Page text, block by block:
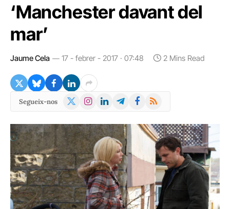
‘Manchester davant del
mar’
Jaume Cela 17 - febrer - 2017 · 07:48 2 Mins Read
Segueix-nos
X
Instagram
LinkedInTelegramFacebook
RSS